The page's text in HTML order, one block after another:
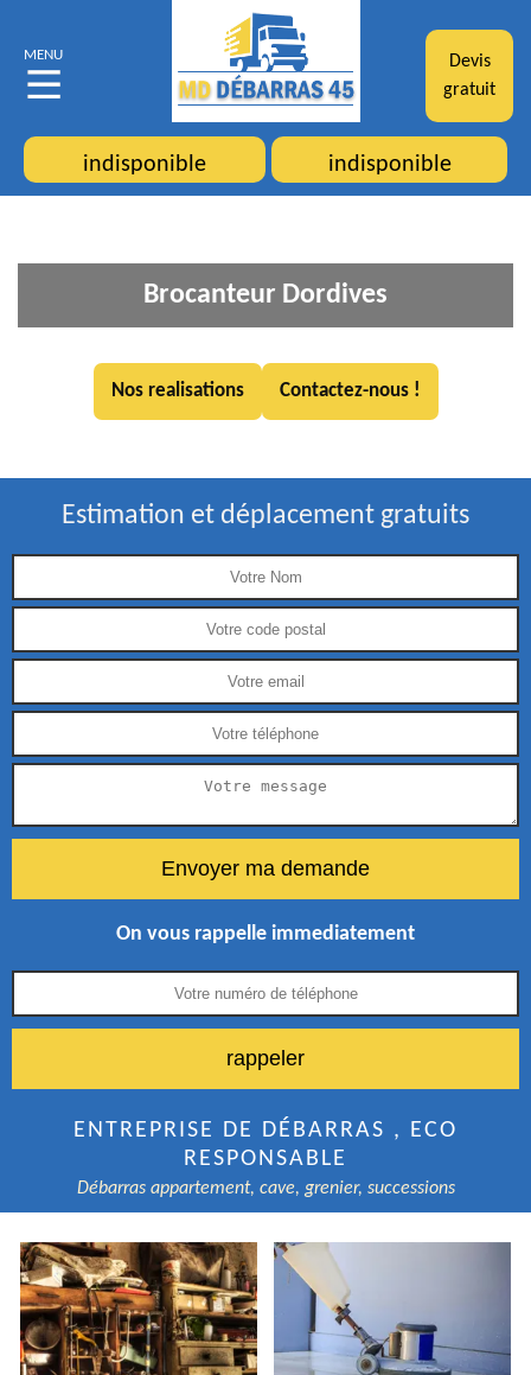
MENU
Devis
gratuit
indisponible indisponible
Brocanteur Dordives
Nos realisations Contactez-nous !
Estimation et déplacement gratuits
On vous rappelle immediatement
ENTREPRISE DE DÉBARRAS , ECO
RESPONSABLE
Débarras appartement, cave, grenier, successions